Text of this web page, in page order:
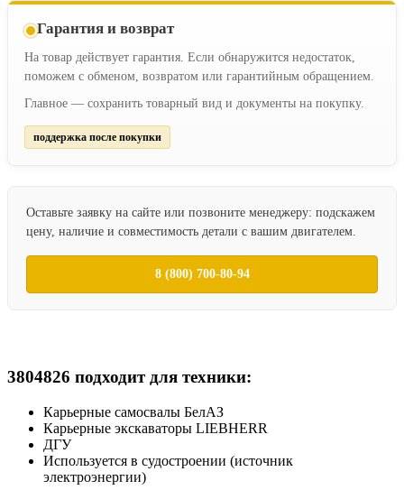
Гарантия и возврат
На товар действует гарантия. Если обнаружится недостаток,
поможем с обменом, возвратом или гарантийным обращением.
Главное — сохранить товарный вид и документы на покупку.
поддержка после покупки
Оставьте заявку на сайте или позвоните менеджеру: подскажем
цену, наличие и совместимость детали с вашим двигателем.
8 (800) 700-80-94
3804826 подходит для техники:
Карьерные самосвалы БелАЗ
Карьерные экскаваторы LIEBHERR
ДГУ
Используется в судостроении (источник
электроэнергии)